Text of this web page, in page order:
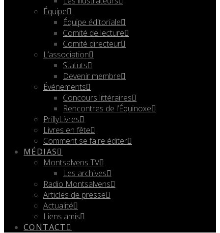
Équipe
Équipe éditoriale
Comité de lecture
Comité directeur
L’association
Statuts
Devenir membre
Événements
Concours littéraires
Rencontres de l’Équinoxe
PrillyLivres
Livres en fête
Comment se faire éditer
MÉDIAS
Montsalvens TV
Les archives
Radio Montsalvens
Articles de presse
Actualité
Liens amis
CONTACT